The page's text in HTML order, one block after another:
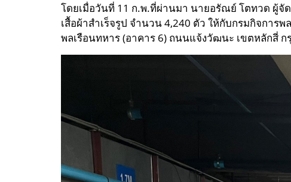
โดยเมื่อวันที่ 11 ก.พ.ที่ผ่านมา นายอรัณย์ โตทวด ผู้จั
เสื้อผ้าสำเร็จรูป จำนวน 4,240 ตัว ให้กับกรมกิจกา
พลเรือนทหาร (อาคาร 6) ถนนแจ้งวัฒนะ เขตหลักสี่ ก